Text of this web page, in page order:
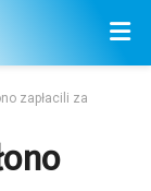
zapłacili za